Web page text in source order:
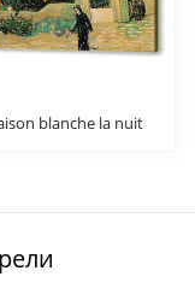
blanche la nuit